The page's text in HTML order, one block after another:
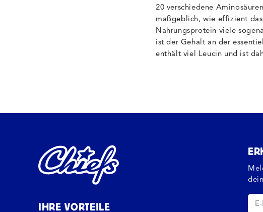
20 verschiedene
maßgeblich, wie effizient
Nahrungsprotein viele
ist der Gehalt an der
enthält viel Leucin und ist
IHRE VORTEILE